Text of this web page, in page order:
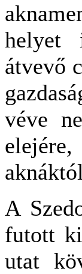
helyet
átvevő
véve
A
futott
utat